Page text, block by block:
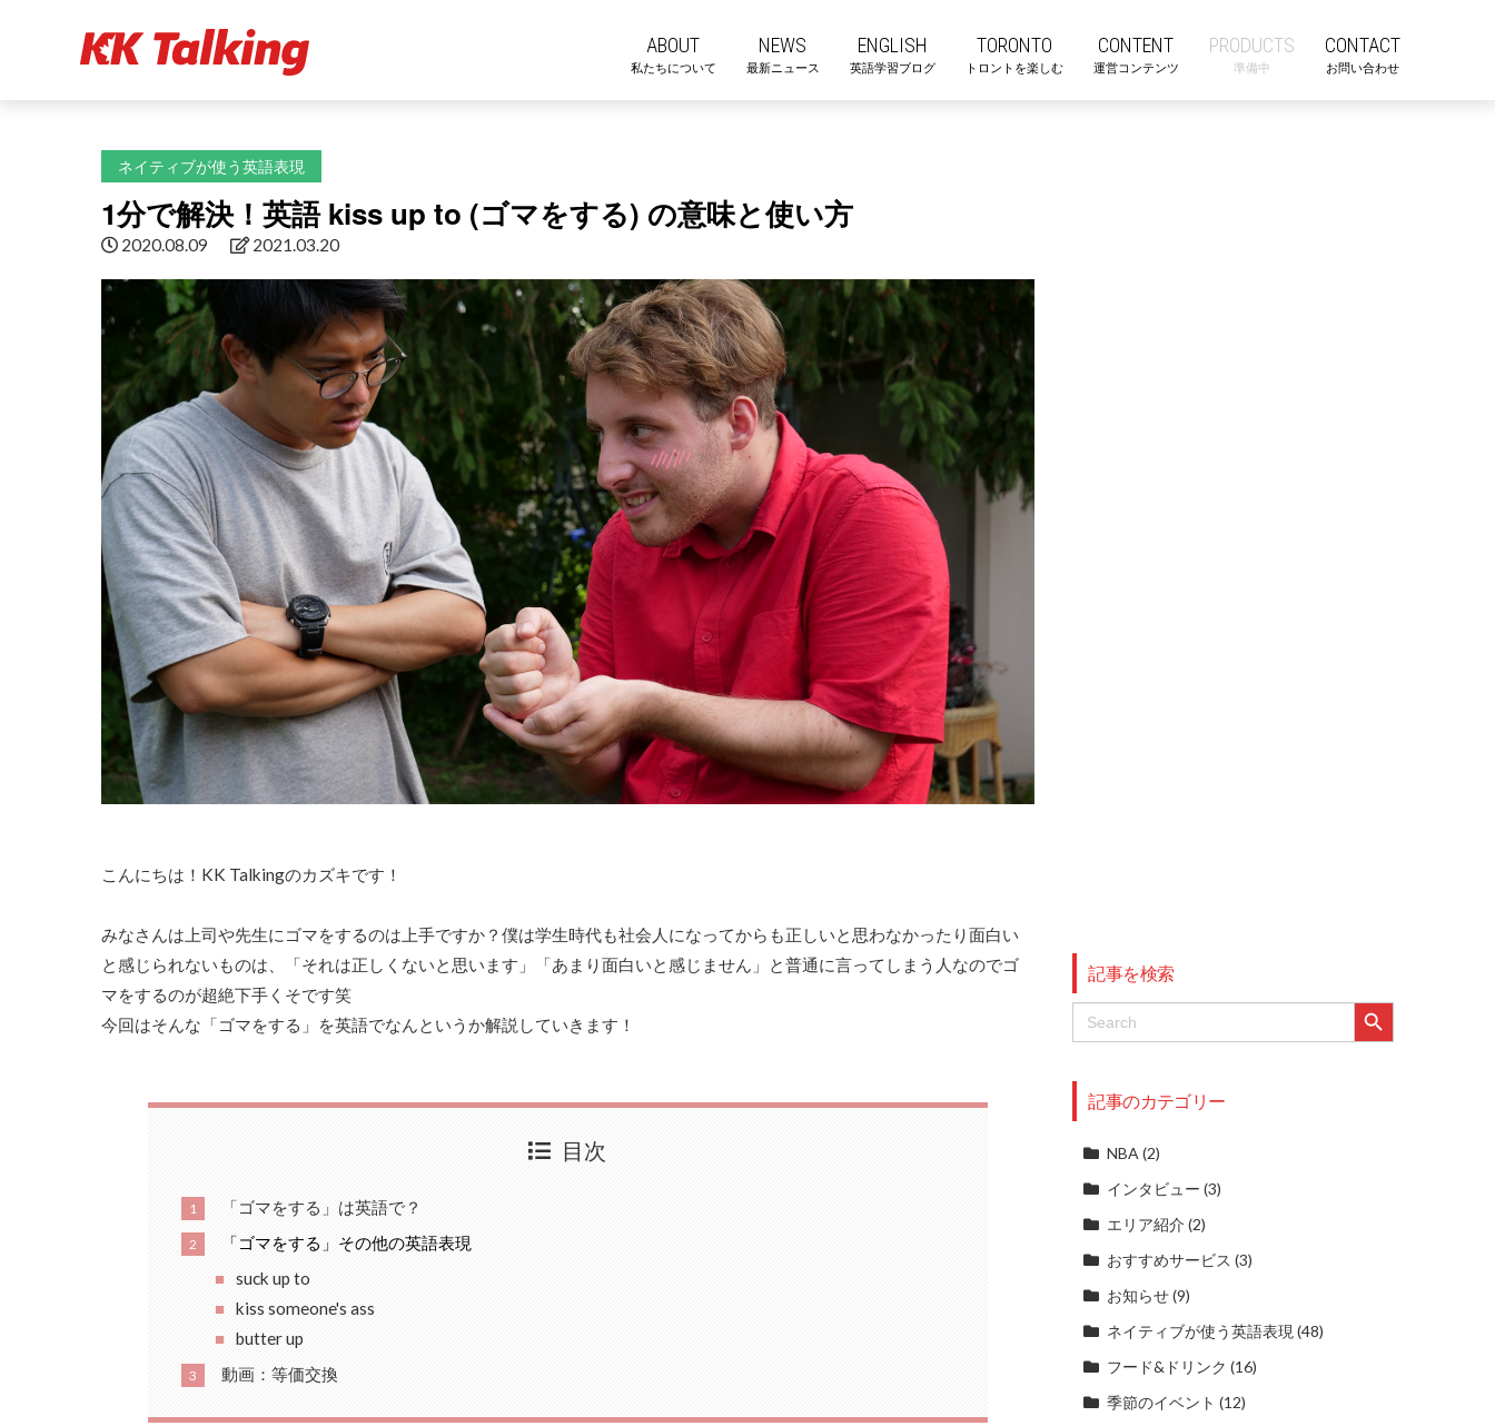
ABOUT
私たちについて
NEWS
最新ニュース
ENGLISH
英語学習ブログ
TORONTO
トロントを楽しむ
CONTENT
運営コンテンツ
PRODUCTS
準備中
CONTACT
お問い合わせ
ネイティブが使う英語表現
1分で解決！英語 kiss up to (ゴマをする) の意味と使い方
2020.08.09 2021.03.20
こんにちは！KK Talkingのカズキです！
みなさんは上司や先生にゴマをするのは上手ですか？僕は学生時代も社会人になってからも正しいと思わなかったり面白い
と感じられないものは、「それは正しくないと思います」「あまり面白いと感じません」と普通に言ってしまう人なのでゴ
マをするのが超絶下手くそです笑
今回はそんな「ゴマをする」を英語でなんというか解説していきます！
目次
1 「ゴマをする」は英語で？
2
「ゴマをする」その他の英語表現
suck up to
kiss someone's ass
butter up
3 動画：等価交換
記事を検索
Search
for:
Search Button
記事のカテゴリー
NBA (2)
インタビュー (3)
エリア紹介 (2)
おすすめサービス (3)
お知らせ(9)
ネイティブが使う英語表現 (48)
フード&ドリンク (16)
季節のイベント (12)